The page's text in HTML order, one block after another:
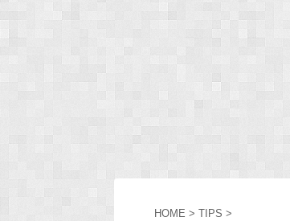
HOME > TIPS >